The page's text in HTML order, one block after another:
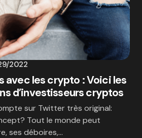
2022
avec les crypto : Voici les
d’investisseurs cryptos
sur Twitter très original:
Tout le monde peut
ses déboires,…